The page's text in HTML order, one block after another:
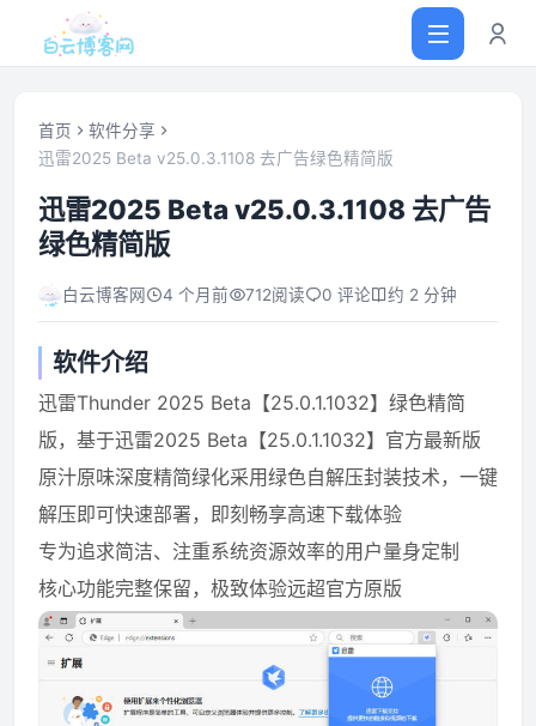
首页
网站源码
软件仓库
主题插件
技术分享
值得一看
资源资讯
首页
软件分享
迅雷2025 Beta v25.0.3.1108 去广告绿色精简版
迅雷2025 Beta v25.0.3.1108 去广告
绿色精简版
白云博客网 4 个月前 712阅读 0 评论 约 2 分钟
软件介绍
迅雷Thunder 2025 Beta【25.0.1.1032】绿色精简
版，基于迅雷2025 Beta【25.0.1.1032】官方最新版
原汁原味深度精简绿化采用绿色自解压封装技术，一键
解压即可快速部署，即刻畅享高速下载体验
专为追求简洁、注重系统资源效率的用户量身定制
核心功能完整保留，极致体验远超官方原版